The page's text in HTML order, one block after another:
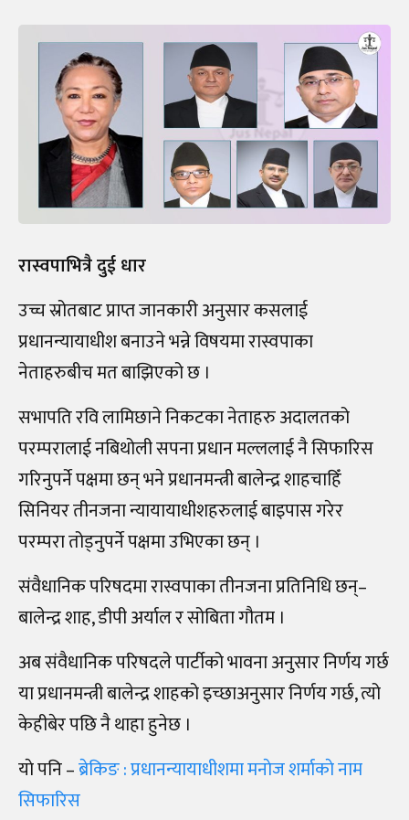
रास्वपाभित्रै दुई धार
उच्च स्रोतबाट प्राप्त जानकारी अनुसार कसलाई
प्रधानन्यायाधीश बनाउने भन्ने विषयमा रास्वपाका
नेताहरुबीच मत बाझिएको छ ।
सभापति रवि लामिछाने निकटका नेताहरु अदालतको
परम्परालाई नबिथोली सपना प्रधान मल्ललाई नै सिफारिस
गरिनुपर्ने पक्षमा छन् भने प्रधानमन्त्री बालेन्द्र शाहचाहिँ
सिनियर तीनजना न्यायायाधीशहरुलाई बाइपास गरेर
परम्परा तोड्नुपर्ने पक्षमा उभिएका छन् ।
संवैधानिक परिषदमा रास्वपाका तीनजना प्रतिनिधि छन्–
बालेन्द्र शाह, डीपी अर्याल र सोबिता गौतम ।
अब संवैधानिक परिषदले पार्टीको भावना अनुसार निर्णय गर्छ
या प्रधानमन्त्री बालेन्द्र शाहको इच्छाअनुसार निर्णय गर्छ, त्यो
केहीबेर पछि नै थाहा हुनेछ ।
याे पनि –ब्रेकिङ :प्रधानन्यायाधीशमा मनाेज शर्माकाे नाम
सिफारिस